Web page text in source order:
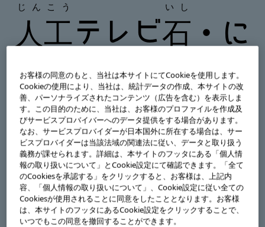
人工
じんこう
テレビ石
いし
・に
ょろにょろファイ
バースコープライ
ト
しくみ
お客様の同意のもと、当社は本サイトにてCookieを使用します。
Cookieの使用により、当社は、統計データの作成、本サイトの改
善、パーソナライズされたコンテンツ（広告を含む）を表示しま
す。この目的のために、当社は、お客様のプロファイルを作成及
びサービスプロバイバーへのデータ提供をする場合があります。
なお、サービスプロバイダーが日本国外に所在する場合は、サー
ビスプロバイダーは当該法域の関連法に従い、データと取り扱う
義務が課せられます。詳細は、本サイトのフッタにある「個人情
報の取り扱いについて」とCookie設定にて確認できます。「全て
のCookiesを承認する」をクリックすると、お客様は、上記内
容、「個人情報の取り扱いについて」、Cookie設定に従い全ての
Cookiesが使用されることに同意をしたこととなります。お客様
は、本サイトのフッタにあるCookie設定をクリックすることで、
いつでもこの同意を撤回することができます。